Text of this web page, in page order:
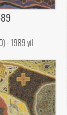
89
- 1989 yil